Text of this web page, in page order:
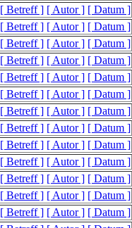
[ Betreff ] [ Autor ] [ Datum ]
[ Betreff ] [ Autor ] [ Datum ]
[ Betreff ] [ Autor ] [ Datum ]
[ Betreff ] [ Autor ] [ Datum ]
[ Betreff ] [ Autor ] [ Datum ]
[ Betreff ] [ Autor ] [ Datum ]
[ Betreff ] [ Autor ] [ Datum ]
[ Betreff ] [ Autor ] [ Datum ]
[ Betreff ] [ Autor ] [ Datum ]
[ Betreff ] [ Autor ] [ Datum ]
[ Betreff ] [ Autor ] [ Datum ]
[ Betreff ] [ Autor ] [ Datum ]
[ Betreff ] [ Autor ] [ Datum ]